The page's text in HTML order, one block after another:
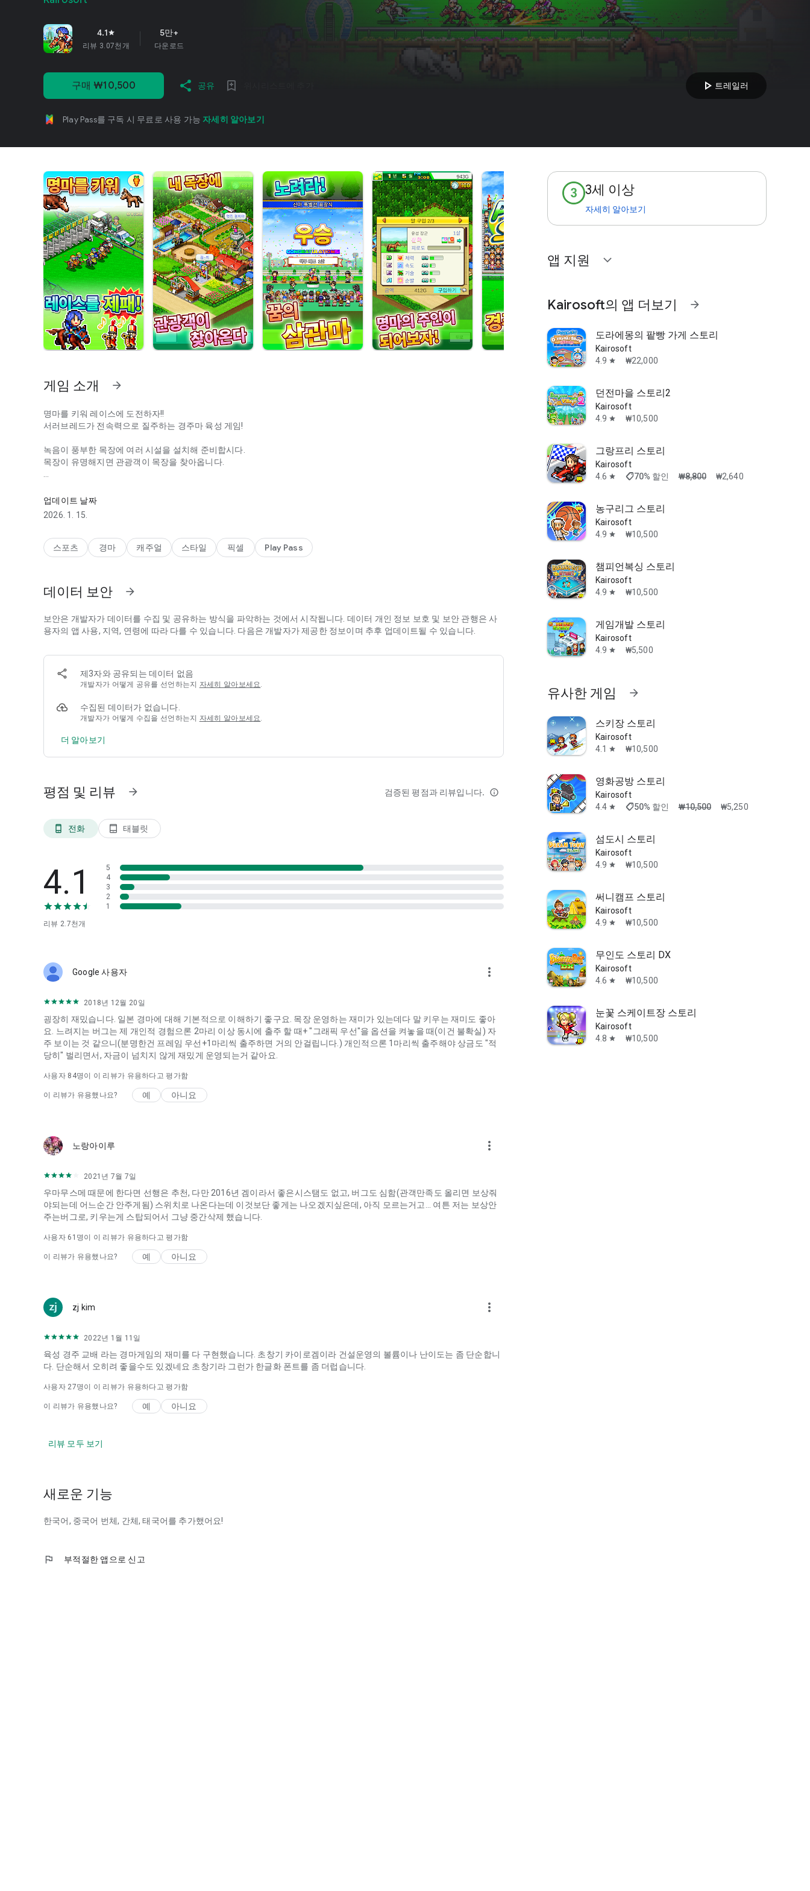
4.1star
리뷰 3.07천개
5만+
다운로드
구매 ₩10,500 공유 play_arrow 트레일러
Play Pass를 구독 시 무료로 사용 가능자세히 알아보기
게임 소개 arrow_forward
명마를 키워 레이스에 도전하자!!
서러브레드가 전속력으로 질주하는 경주마 육성 게임!
녹음이 풍부한 목장에 여러 시설을 설치해 준비합시다.
목장이 유명해지면 관광객이 목장을 찾아옵니다.
수 있습니다.
꿈의 삼관마를 노려보세요!
2D 도트 게임계의 스테디셀러!
'카이로 소프트' 홈페이지에 접속하면
체험하실 수 있습니다!! https://kairopark.jp
공식 트위터에서 최신 정보도 확인해보세요!
https://twitter.com/kairokun2010
업데이트 날짜
2026. 1. 15.
스포츠 경마 캐주얼 스타일 픽셀 Play Pass
데이터 보안 arrow_forward
보안은 개발자가 데이터를 수집 및 공유하는 방식을 파악하는 것에서 시작됩니다. 데이터 개인 정보 보호 및 보안 관행은 사
용자의 앱 사용, 지역, 연령에 따라 다를 수 있습니다. 다음은 개발자가 제공한 정보이며 추후 업데이트될 수 있습니다.
제3자와 공유되는 데이터 없음
개발자가 어떻게 공유를 선언하는지 자세히 알아보세요.
수집된 데이터가 없습니다.
개발자가 어떻게 수집을 선언하는지 자세히 알아보세요.
더 알아보기
평점 및 리뷰 arrow_forward 검증된 평점과 리뷰입니다. info_outline
phone_android 전화 tablet_android 태블릿
4.1
리뷰 2.7천개
5
4
3
2
1
Google 사용자 more_vert
2018년 12월 20일
굉장히 재밌습니다. 일본 경마에 대해 기본적으로 이해하기 좋구요. 목장 운영하는 재미가 있는데다 말 키우는 재미도 좋아
요. 느려지는 버그는 제 개인적 경험으론 2마리 이상 동시에 출주 할 때+ "그래픽 우선"을 옵션을 켜놓을 때(이건 불확실) 자
주 보이는 것 같으니(분명한건 프레임 우선+1마리씩 출주하면 거의 안걸립니다.) 개인적으론 1마리씩 출주해야 상금도 "적
당히" 벌리면서, 자금이 넘치지 않게 재밌게 운영되는거 같아요.
사용자 84명이 이 리뷰가 유용하다고 평가함
이 리뷰가 유용했나요? 예 아니요
노랑아이루 more_vert
2021년 7월 7일
우마무스메 때문에 한다면 선행은 추천, 다만 2016년 겜이라서 좋은시스탬도 없고, 버그도 심함(관객만족도 올리면 보상줘
야되는데 어느순간 안주게됨) 스위치로 나온다는데 이것보단 좋게는 나오겠지싶은데, 아직 모르는거고... 여튼 저는 보상안
주는버그로, 키우는게 스탑되어서 그냥 중간삭제 했습니다.
사용자 61 명이 이 리뷰가 유용하다고 평가함
이 리뷰가 유용했나요? 예 아니요
zj kim more_vert
2022년 1월 11일
육성 경주 교배 라는 경마게임의 재미를 다 구현했습니다. 초창기 카이로겜이라 건설운영의 볼륨이나 난이도는 좀 단순합니
다. 단순해서 오히려 좋을수도 있겠네요 초창기라 그런가 한글화 폰트를 좀 더럽습니다.
사용자 27명이 이 리뷰가 유용하다고 평가함
이 리뷰가 유용했나요? 예 아니요
리뷰 모두 보기
새로운 기능
한국어, 중국어 번체, 간체, 태국어를 추가했어요!
flag 부적절한 앱으로 신고
3세 이상
자세히 알아보기
앱 지원 expand_more
Kairosoft의 앱 더보기 arrow_forward
도라에몽의 팥빵 가게 스토리
Kairosoft
4.9 star ₩22,000
던전마을 스토리2
Kairosoft
4.9 star ₩10,500
그랑프리 스토리
Kairosoft
4.6 star shoppingmode70% 할인 ₩8,800 ₩2,640
농구리그 스토리
Kairosoft
4.9 star ₩10,500
챔피언복싱 스토리
Kairosoft
4.9 star ₩10,500
게임개발 스토리
Kairosoft
4.9 star ₩5,500
유사한 게임 arrow_forward
스키장 스토리
Kairosoft
4.1
star ₩10,500
영화공방 스토리
Kairosoft
4.4 star shoppingmode50% 할인 ₩10,500 ₩5,250
섬도시 스토리
Kairosoft
4.9 star ₩10,500
써니캠프 스토리
Kairosoft
4.9 star ₩10,500
무인도 스토리 DX
Kairosoft
4.6 star ₩10,500
눈꽃 스케이트장 스토리
Kairosoft
4.8 star ₩10,500